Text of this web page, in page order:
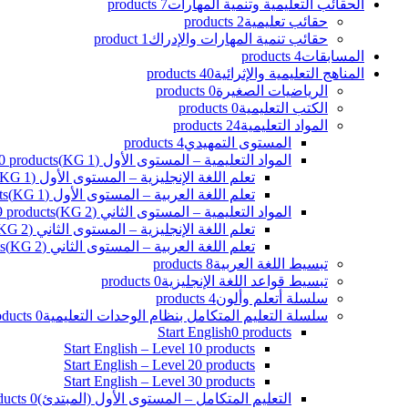
الحقائب التعليمية وتنمية المهارات7 products
حقائب تعليمية2 products
حقائب تنمية المهارات والإدراك 1 product
المسابقات4 products
المناهج التعليمية والإثرائية40 products
الرياضيات الصغيرة0 products
الكتب التعليمية0 products
المواد التعليمية24 products
المستوى التمهيدي4 products
المواد التعليمية – المستوى الأول (KG 1)
products
تعلم اللغة الإنجليزية – المستوى الأول (KG 1)
تعلم اللغة العربية – المستوى الأول (KG 1)
المواد التعليمية – المستوى الثاني (KG 2)
products
تعلم اللغة الإنجليزية – المستوى الثاني (KG 2)
تعلم اللغة العربية – المستوى الثاني (KG 2)
تبسيط اللغة العربية8 products
تبسيط قواعد اللغة الإنجليزية0 products
سلسلة أتعلم وألون4 products
سلسلة التعليم المتكامل بنظام الوحدات التعليمية0 products
Start English0 products
Start English – Level 10 products
Start English – Level 20 products
Start English – Level 30 products
التعليم المتكامل – المستوى الأول (المبتدئ)0 products